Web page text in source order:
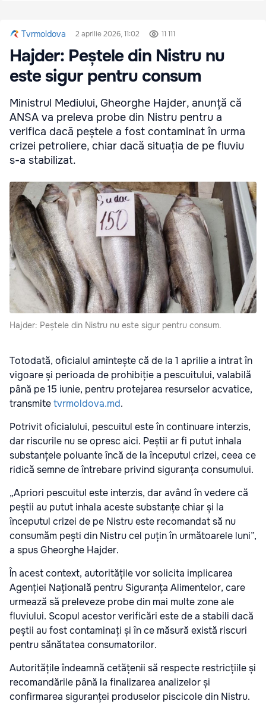
Tvrmoldova 2 aprilie 2026, 11:02 11 111
Hajder: Peștele din Nistru nu
este sigur pentru consum
Ministrul Mediului, Gheorghe Hajder, anunță că
ANSA va preleva probe din Nistru pentru a
verifica dacă peștele a fost contaminat în urma
crizei petroliere, chiar dacă situația de pe fluviu
s-a stabilizat.
Hajder: Peștele din Nistru nu este sigur pentru consum.
Totodată, oficialul amintește că de la 1 aprilie a intrat în
vigoare și perioada de prohibiție a pescuitului, valabilă
până pe 15 iunie, pentru protejarea resurselor acvatice,
transmitetvrmoldova.md.
Potrivit oficialului, pescuitul este în continuare interzis,
dar riscurile nu se opresc aici. Peștii ar fi putut inhala
substanțele poluante încă de la începutul crizei, ceea ce
ridică semne de întrebare privind siguranța consumului.
„Apriori pescuitul este interzis, dar având în vedere că
peștii au putut inhala aceste substanțe chiar și la
începutul crizei de pe Nistru este recomandat să nu
consumăm pești din Nistru cel puțin în următoarele luni”,
a spus Gheorghe Hajder.
În acest context, autoritățile vor solicita implicarea
Agenției Națională pentru Siguranța Alimentelor, care
urmează să preleveze probe din mai multe zone ale
fluviului. Scopul acestor verificări este de a stabili dacă
peștii au fost contaminați și în ce măsură există riscuri
pentru sănătatea consumatorilor.
Autoritățile îndeamnă cetățenii să respecte restricțiile și
recomandările până la finalizarea analizelor și
confirmarea siguranței produselor piscicole din Nistru.